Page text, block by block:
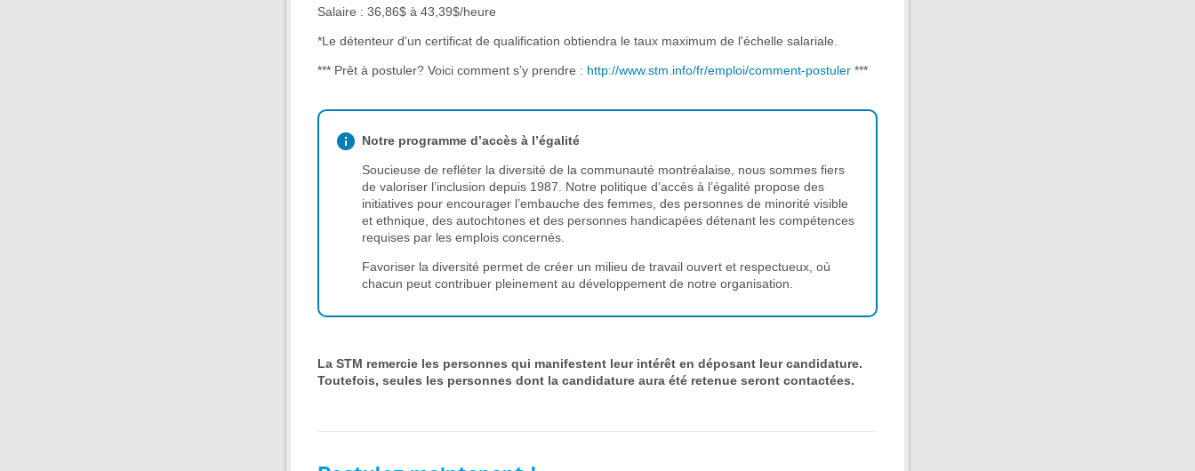
Salaire : 36,86$ à 43,39$/heure
*Le détenteur d'un certificat de qualification obtiendra le taux maximum de l'échelle salariale.
*** Prêt à postuler? Voici comment s’y prendre : http://www.stm.info/fr/emploi/comment-postuler ***
Notre programme d’accès à l’égalité
Soucieuse de refléter la diversité de la communauté montréalaise, nous sommes fiers
de valoriser l’inclusion depuis 1987. Notre politique d’accès à l’égalité propose des
initiatives pour encourager l’embauche des femmes, des personnes de minorité visible
et ethnique, des autochtones et des personnes handicapées détenant les compétences
requises par les emplois concernés.
Favoriser la diversité permet de créer un milieu de travail ouvert et respectueux, où
chacun peut contribuer pleinement au développement de notre organisation.
La STM remercie les personnes qui manifestent leur intérêt en déposant leur candidature.
Toutefois, seules les personnes dont la candidature aura été retenue seront contactées.